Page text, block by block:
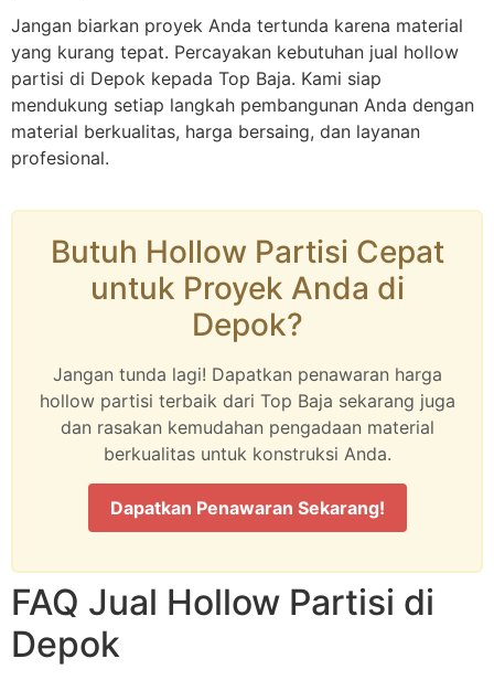
Jangan biarkan proyek Anda tertunda karena material
yang kurang tepat. Percayakan kebutuhan jual hollow
partisi di Depok kepada Top Baja. Kami siap
mendukung setiap langkah pembangunan Anda dengan
material berkualitas, harga bersaing, dan layanan
profesional.
Butuh Hollow Partisi Cepat
untuk Proyek Anda di
Depok?
Jangan tunda lagi! Dapatkan penawaran harga
hollow partisi terbaik dari Top Baja sekarang juga
dan rasakan kemudahan pengadaan material
berkualitas untuk konstruksi Anda.
Dapatkan Penawaran Sekarang!
FAQ Jual Hollow Partisi di
Depok